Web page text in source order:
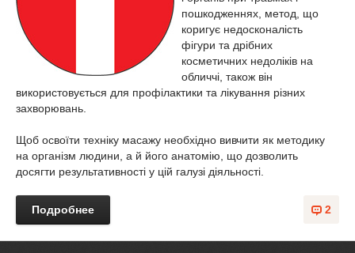
пошкодженнях, метод, що
коригує недосконалість
фігури та дрібних
косметичних недоліків на
обличчі, також він
використовується для профілактики та лікування різних
захворювань.
Щоб освоїти техніку масажу необхідно вивчити як методику
на організм людини, а й його анатомію, що дозволить
досягти результативності у цій галузі діяльності.
2
Подробнее